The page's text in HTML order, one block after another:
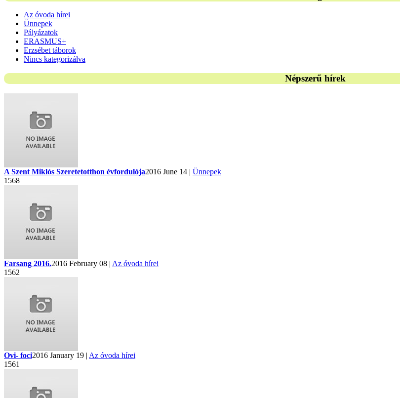
Az óvoda hírei
Ünnepek
Pályázatok
ERASMUS+
Erzsébet táborok
Nincs kategorizálva
Népszerű hírek
A Szent Miklós Szeretetotthon évfordulója2016 June 14 | Ünnepek
1568
Farsang 2016.2016 February 08 | Az óvoda hírei
1562
Ovi- foci2016 January 19 | Az óvoda hírei
1561